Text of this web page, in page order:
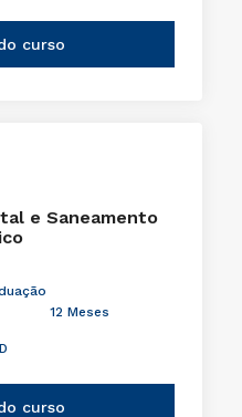
curso
e Saneamento
12 Meses
curso